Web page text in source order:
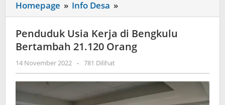
Homepage » Info Desa »
Usia
Kerja
di
Bengkulu
21.120
Orang
Penduduk Usia Kerja di Bengkulu
Bertambah 21.120 Orang
14 November 2022 oleh
Redaksi
Harapan
News
- 781 Dilihat